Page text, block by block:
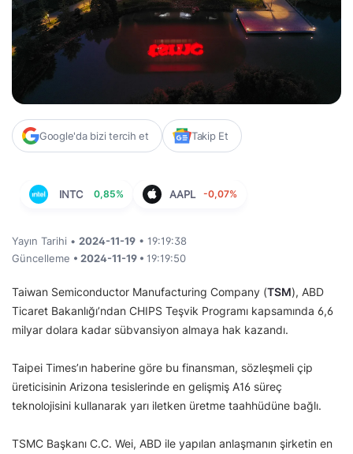
Google'da bizi tercih et Takip Et
INTC 0,85% AAPL -0,07%
Yayın Tarihi • 2024-11-19 • 19:19:38
Güncelleme • 2024-11-19 • 19:19:50
Taiwan Semiconductor Manufacturing Company (TSM), ABD
Ticaret Bakanlığı’ndan CHIPS Teşvik Programı kapsamında 6,6
milyar dolara kadar sübvansiyon almaya hak kazandı.
Taipei Times’ın haberine göre bu finansman, sözleşmeli çip
üreticisinin Arizona tesislerinde en gelişmiş A16 süreç
teknolojisini kullanarak yarı iletken üretme taahhüdüne bağlı.
TSMC Başkanı C.C. Wei, ABD ile yapılan anlaşmanın şirketin en